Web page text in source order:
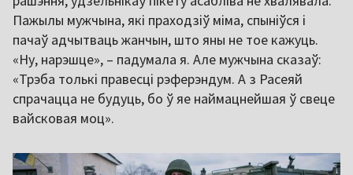
Пажылы мужчына, які праходзіў міма, спыніўся і
пачаў адчытваць жанчын, што яны не тое кажуць.
«Ну, нарэшце», – падумала я. Але мужчына сказаў:
«Трэба толькі правесці рэферэндум. А з Расеяй
спрачацца не будуць, бо ў яе наймацнейшая ў свеце
вайсковая моц».